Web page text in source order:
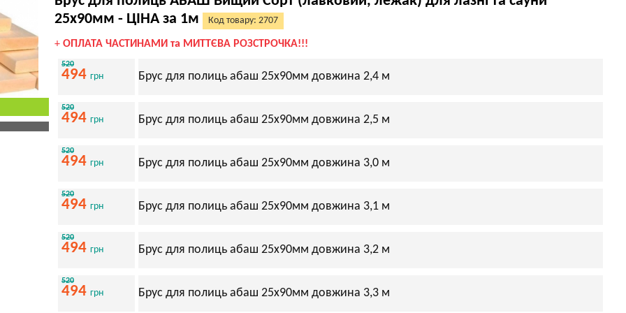
25х90мм - ЦІНА за 1м
Код товару: 2707
+ ОПЛАТА ЧАСТИНАМИ та МИТТЄВА РОЗСТРОЧКА!!!
520
494 грн Брус для полиць абаш 25х90мм довжина 2,4 м
520
494 грн Брус для полиць абаш 25х90мм довжина 2,5 м
520
494 грн Брус для полиць абаш 25х90мм довжина 3,0 м
520
494 грн Брус для полиць абаш 25х90мм довжина 3,1 м
520
494 грн Брус для полиць абаш 25х90мм довжина 3,2 м
520
494 грн Брус для полиць абаш 25х90мм довжина 3,3 м